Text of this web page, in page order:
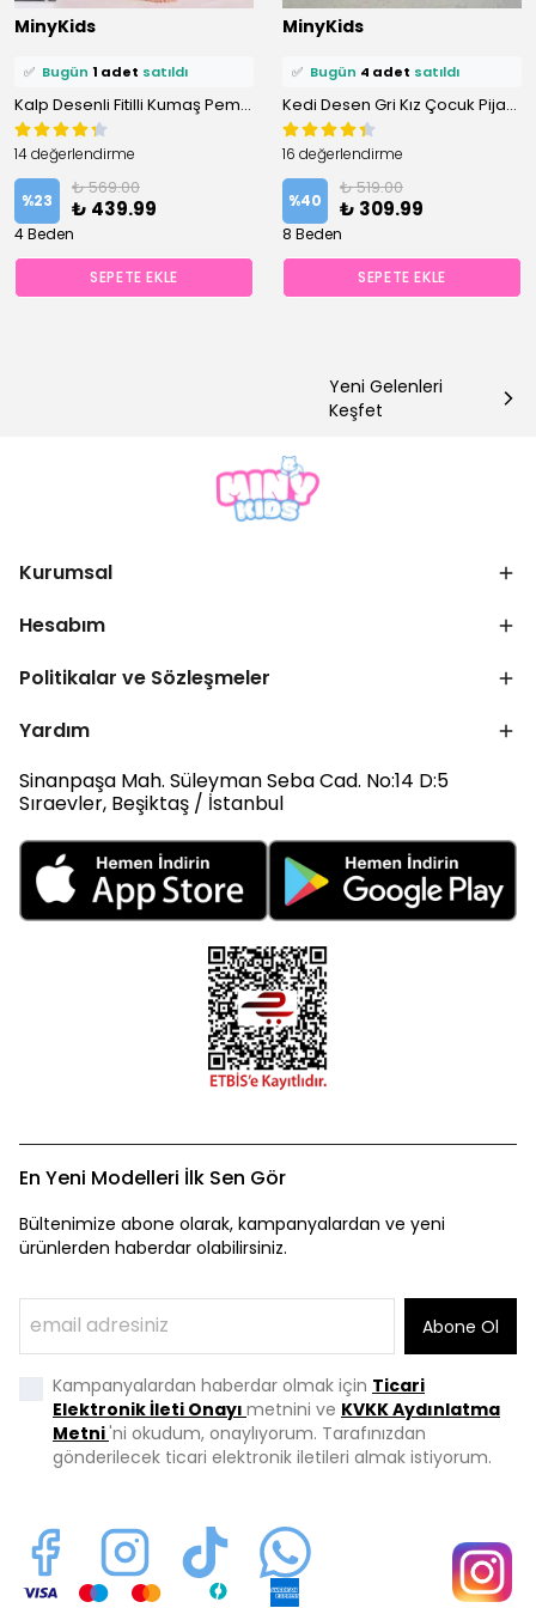
MinyKids
⭐️ Bu ürünü5 kişifavoriledi!
4 kişi
✅ Bugün 1 adet satıldı
Kalp Desenli Fitilli Kumaş Pembe Pijama Takımı
14 değerlendirme
%23
₺ 569.00
₺ 439.99
4 Beden
SEPETE EKLE
MinyKids
⭐️ Bu ürünü9 kişifavoriledi!
8 kişi
✅ Bugün 4 adet satıldı
Kedi Desen Gri Kız Çocuk Pijama Takım
16 değerlendirme
%40
₺ 519.00
₺ 309.99
8 Beden
SEPETE EKLE
Yeni Gelenleri
Keşfet
Kurumsal
Hesabım
Politikalar ve Sözleşmeler
Yardım
Sinanpaşa Mah. Süleyman Seba Cad. No:14 D:5
Sıraevler, Beşiktaş / İstanbul
En Yeni Modelleri İlk Sen Gör
Bültenimize abone olarak, kampanyalardan ve yeni
ürünlerden haberdar olabilirsiniz.
Abone Ol
Kampanyalardan haberdar olmak için Ticari
Elektronik İleti Onayı metnini ve KVKK Aydınlatma
Metni'ni okudum, onaylıyorum. Tarafınızdan
gönderilecek ticari elektronik iletileri almak istiyorum.